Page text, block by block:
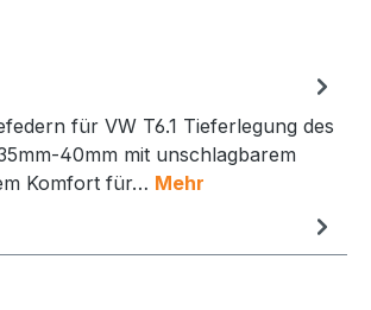
für VW T6.1 Tieferlegung des
40mm mit unschlagbarem
Komfort für… Mehr